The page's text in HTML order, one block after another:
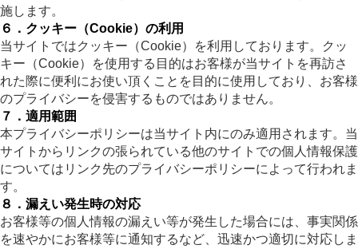
施します。
６．クッキー（Cookie）の利用
当サイトではクッキー（Cookie）を利用しております。クッ
キー（Cookie）を使用する目的はお客様が当サイトを再訪さ
れた際に便利にお使い頂くことを目的に使用しており、お客様
のプライバシーを侵害するものではありません。
７．適用範囲
本プライバシーポリシーは当サイト内にのみ適用されます。当
サイトからリンクの張られている他のサイトでの個人情報保護
についてはリンク先のプライバシーポリシーによって行われま
す。
８．漏えい発生時の対応
お客様等の個人情報の漏えい等が発生した場合には、事実関係
を速やかにお客様等に通知するなど、迅速かつ適切に対応しま